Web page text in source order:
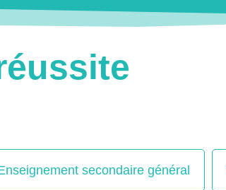
secondaire général